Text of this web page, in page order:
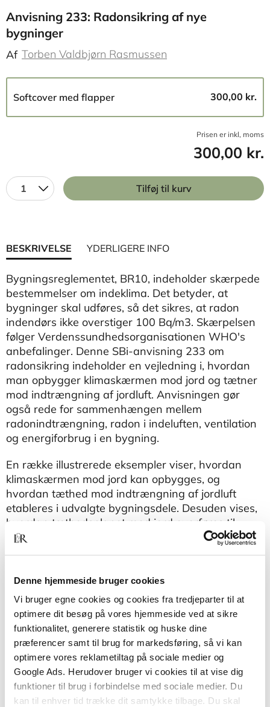
Denne hjemmeside bruger cookies
Vi bruger egne cookies og cookies fra tredjeparter til at
optimere dit besøg på vores hjemmeside ved at sikre
funktionalitet, generere statistik og huske dine
præferencer samt til brug for markedsføring, så vi kan
optimere vores reklametiltag på sociale medier og
Google Ads. Herudover bruger vi cookies til at vise dig
funktioner til brug i forbindelse med sociale medier. Du
kan til enhver tid trække dit samtykke tilbage. Du skal
Anvisning 233: Radonsikring af nye
bygninger
Af Torben Valdbjørn Rasmussen
Softcover med flapper 300,00 kr.
Prisen er inkl, moms
300,00 kr.
1 Tilføj til kurv
BESKRIVELSE YDERLIGERE INFO
Bygningsreglementet, BR10, indeholder skærpede
bestemmelser om indeklima. Det betyder, at
bygninger skal udføres, så det sikres, at radon
indendørs ikke overstiger 100 Bq/m3. Skærpelsen
følger Verdenssundhedsorganisationen WHO's
anbefalinger. Denne SBi-anvisning 233 om
radonsikring indeholder en vejledning i, hvordan
man opbygger klimaskærmen mod jord og tætner
mod indtrængning af jordluft. Anvisningen gør
også rede for sammenhængen mellem
radonindtrængning, radon i indeluften, ventilation
og energiforbrug i en bygning.
En række illustrerede eksempler viser, hvordan
klimaskærmen mod jord kan opbygges, og
hvordan tæthed mod indtrængning af jordluft
etableres i udvalgte bygningsdele. Desuden vises,
hvordan tæthedsplanet mod jord overføres til
bygningens tæthedsplan over terræn.
udført efter BR15 og BR18, da der i forhold til
BR10 ikke er ændret i bestemmelserne, som
anvisningen knytter sig til. Anvisningen knytter sig
til SBi-anvisning 270, Måling af Radon i bygninger,
der redegør for radonproblematikken og anviser
metoder til måling af radon i bygninger.
Anvisningen henvender sig til både bygherrer,
projekterende og udførende.